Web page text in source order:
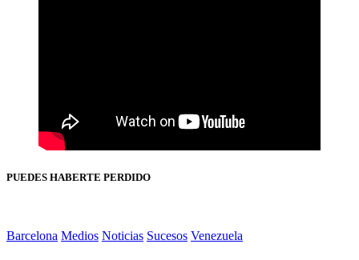
PUEDES HABERTE PERDIDO
Barcelona Medios Noticias Sucesos Venezuela